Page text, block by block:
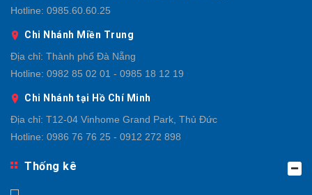
Hotline: 0985.60.60.25
Chi Nhánh Miền Trung
Địa chỉ: Thành phố Đà Nẵng
Hotline: 0982 85 02 01 - 0985 18 12 19
Chi Nhánh tại Hồ Chí Minh
Địa chỉ: T12-04 Vinhome Grand Park, Thủ Đức
Hotline: 0986 76 76 25 - 0912 272 898
Thống kê